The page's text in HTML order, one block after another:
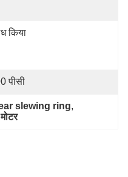
किया
पीसी
slewing ring,